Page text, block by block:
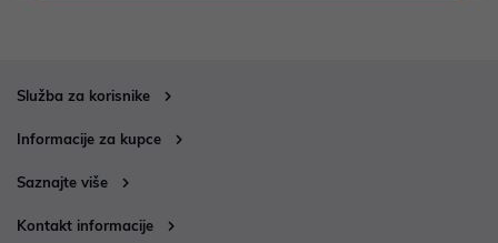
Služba za korisnike
Informacije za kupce
Saznajte više
Kontakt informacije